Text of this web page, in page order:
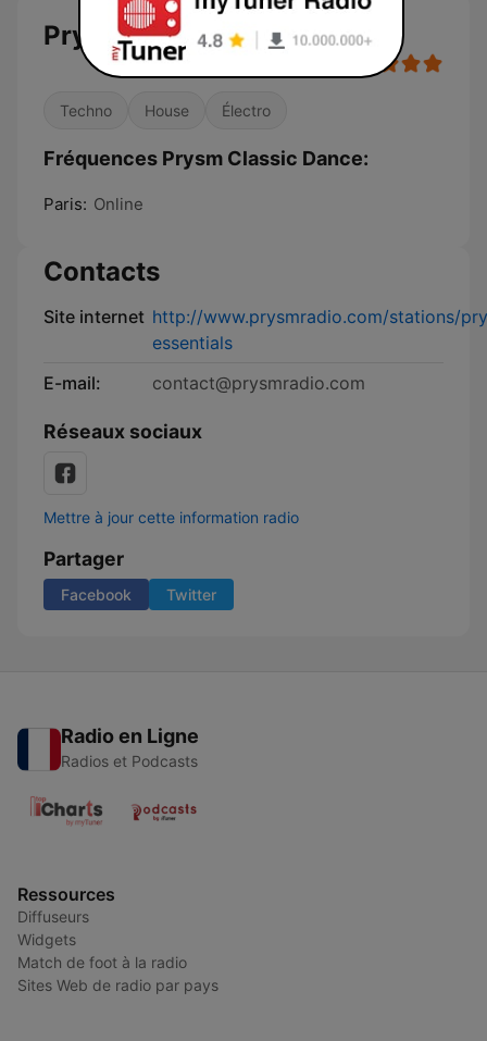
Prysm Classic Dance
Techno House Électro
Fréquences Prysm Classic Dance:
Paris: Online
Contacts
Site internet http://www.prysmradio.com/stations/
essentials
E-mail:
contact@prysmradio.com
Réseaux sociaux
Mettre à jour cette information radio
Partager
Facebook Twitter
Radio en Ligne
Radios et Podcasts
Ressources
Diffuseurs
Widgets
Match de foot à la radio
Sites Web de radio par pays